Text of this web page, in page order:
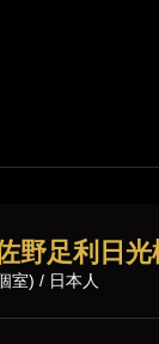
野足利日
室) / 日本人
あかすり